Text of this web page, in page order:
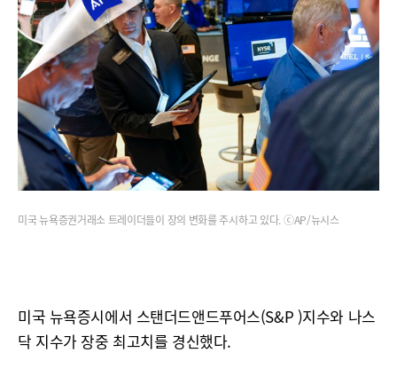
미국 뉴욕증권거래소 트레이더들이 장의 변화를 주시하고 있다. ⓒAP/뉴시스
미국 뉴욕증시에서 스탠더드앤드푸어스(S&P )지수와 나스
닥 지수가 장중 최고치를 경신했다.